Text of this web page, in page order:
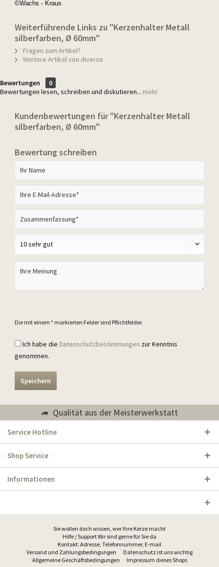
©Wachs - Kraus
Weiterführende Links zu "Kerzenhalter Metall
silberfarben, Ø 60mm"
Fragen zum Artikel?
Weitere Artikel von diverse
Bewertungen
0
Bewertungen lesen, schreiben und diskutieren... mehr
Kundenbewertungen für "Kerzenhalter Metall
silberfarben, Ø 60mm"
Bewertung schreiben
Die mit einem * markierten Felder sind Pflichtfelder.
Ich habe die Datenschutzbestimmungen zur Kenntnis
genommen.
Speichern
Qualität aus der Meisterwerkstatt
Service Hotline
Shop Service
Informationen
Sie wollen doch wissen, wer Ihre Kerze macht
Hilfe / Support Wir sind gerne für Sie da
Kontakt: Adresse, Telefonnummer, E-mail
Versand und Zahlungsbedingungen
Datenschutz ist uns wichtig
Allgemeine Geschäftsbedingungen
Impressum dieses Shops